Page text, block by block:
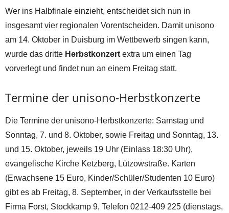
Wer ins Halbfinale einzieht, entscheidet sich nun in
insgesamt vier regionalen Vorentscheiden. Damit unisono
am 14. Oktober in Duisburg im Wettbewerb singen kann,
wurde das dritte Herbstkonzert extra um einen Tag
vorverlegt und findet nun an einem Freitag statt.
Termine der unisono-Herbstkonzerte
Die Termine der unisono-Herbstkonzerte: Samstag und
Sonntag, 7. und 8. Oktober, sowie Freitag und Sonntag, 13.
und 15. Oktober, jeweils 19 Uhr (Einlass 18:30 Uhr),
evangelische Kirche Ketzberg, Lützowstraße. Karten
(Erwachsene 15 Euro, Kinder/Schüler/Studenten 10 Euro)
gibt es ab Freitag, 8. September, in der Verkaufsstelle bei
Firma Forst, Stockkamp 9, Telefon 0212-409 225 (dienstags,